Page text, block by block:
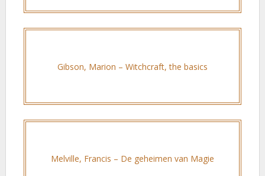
Gibson, Marion – Witchcraft, the basics
Melville, Francis – De geheimen van Magie